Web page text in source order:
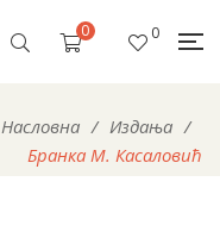
0 0
Насловна / Издања /
Бранка М. Касаловић